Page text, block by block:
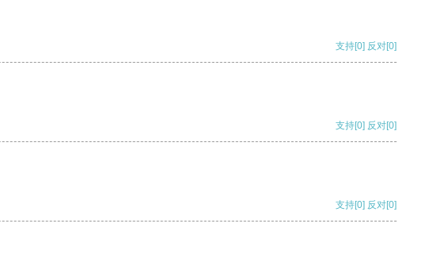
支持[0] 反对[0]
支持[0] 反对[0]
支持[0] 反对[0]